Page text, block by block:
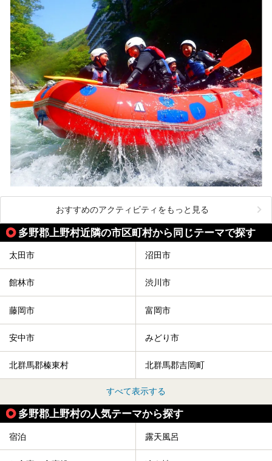
おすすめのアクティビティをもっと見る
多野郡上野村近隣の市区町村から同じテーマで探す
太田市 沼田市
館林市 渋川市
藤岡市 富岡市
安中市 みどり市
北群馬郡榛東村 北群馬郡吉岡町
すべて表示する
多野郡上野村の人気テーマから探す
宿泊 露天風呂